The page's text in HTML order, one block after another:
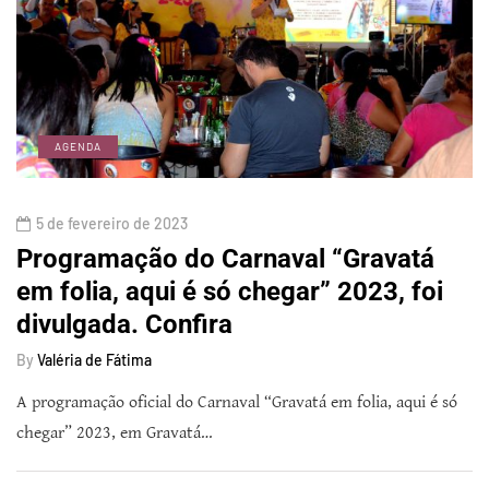
AGENDA
5 de fevereiro de 2023
Programação do Carnaval “Gravatá
em folia, aqui é só chegar” 2023, foi
divulgada. Confira
By Valéria de Fátima
A programação oficial do Carnaval “Gravatá em folia, aqui é só
chegar” 2023, em Gravatá…